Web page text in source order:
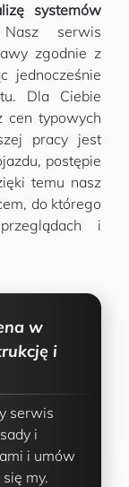
systemów
Nasz serwis
zgodnie z
jednocześnie
Dla Ciebie
cen typowych
pracy jest
postępie
temu nasz
do którego
i
w
i
serwis
i
i umów
my.